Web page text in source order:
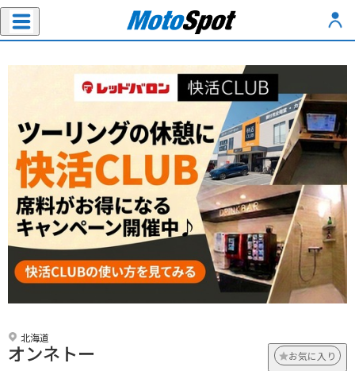
北海道
オンネトー お気に入り